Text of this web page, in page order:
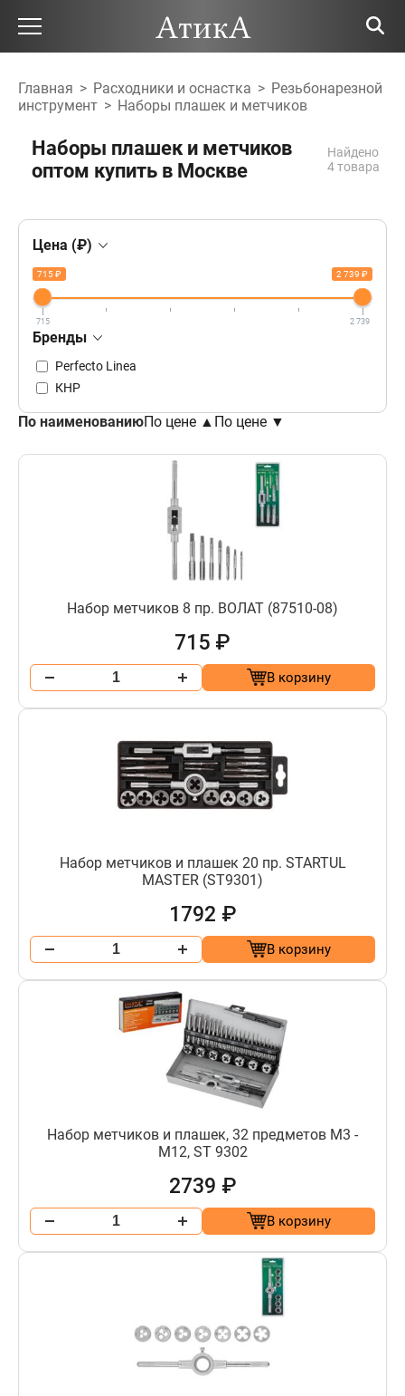
Главная > Расходники и оснастка > Резьбонарезной
инструмент > Наборы плашек и метчиков
Наборы плашек и метчиков
оптом купить в Москве
Найдено
4 товара
Цена (₽)
715 ₽ 2 739 ₽
715 2 739
Бренды
Perfecto Linea
КНР
По наименованиюПо цене ▲ По цене ▼
Набор метчиков 8 пр. ВОЛАТ (87510-08)
715 ₽
В корзину
Набор метчиков и плашек 20 пр. STARTUL
MASTER (ST9301)
1792 ₽
В корзину
Набор метчиков и плашек, 32 предметов М3 -
М12, ST 9302
2739 ₽
В корзину